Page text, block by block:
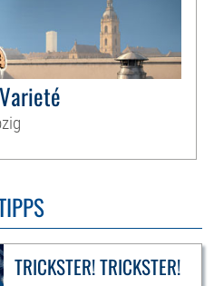
TRICKSTER! TRICKSTER!